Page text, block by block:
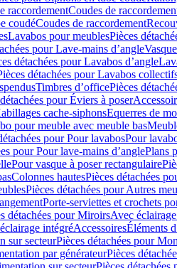
raccordementCoudes de
coudéCoudes de raccordement
Lavabos pour meublesPièces
pour Lave-mains d’angle
détachées pour Lavabos d’angle
détachées pour Lavabos
Timbres dʼofficePièces
pour Éviers à poser
cache-siphonsEquerres de
pour meuble avec meuble bas
pour Pour lavabosPour
pour Pour lave-mains d’anglePlans
Pour vasque à poser rectangulaire
Colonnes hautesPièces détachées
Pièces détachées pour Autres
Porte-serviettes et crochets
détachées pour MiroirsAvec
intégréAccessoiresÉléments
sur secteurPièces détachées pour
par générateurPièces